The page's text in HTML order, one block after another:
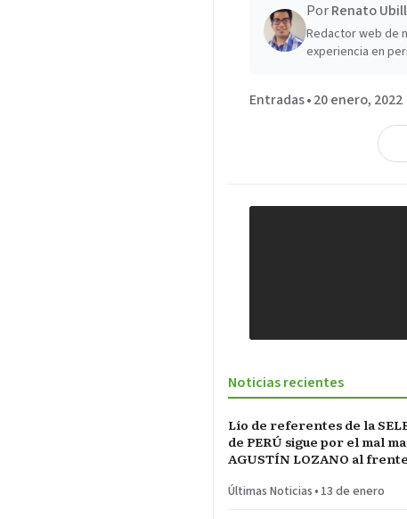
PorRenato
Redactor web de
experiencia en
Entradas•20 enero, 2022
Noticias recientes
Lío de referentes de la
de PERÚ sigue por el mal
AGUSTÍN LOZANO al
Últimas Noticias • 13 de enero